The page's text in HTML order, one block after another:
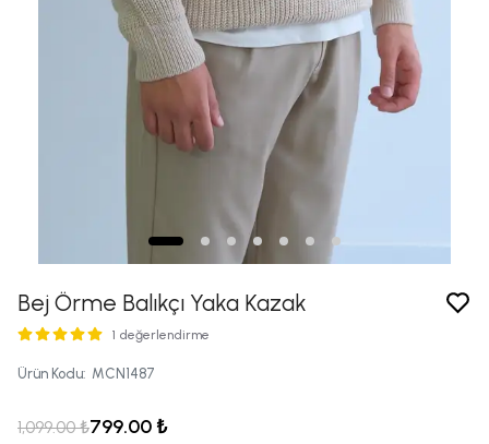
Bej Örme Balıkçı Yaka Kazak
1 değerlendirme
Ürün Kodu: MCN1487
1,099.00 ₺799.00 ₺